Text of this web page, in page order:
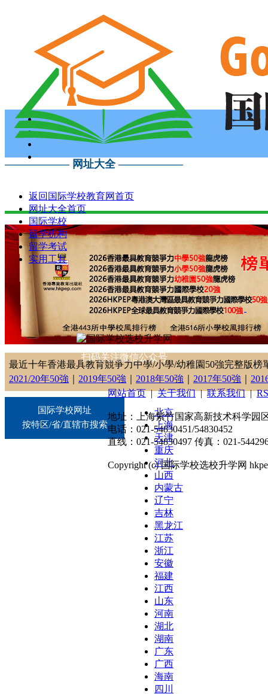
—————— 网址大全 ——————
返回国际学校教育网首页
网址大全首页
国际学校
留学机构
留学考试
实用工具
最近十年香港最具教育競爭力中學/小學/幼稚園50強完整版榜
2021/20年50強
2019年50強 2018年50強 2017年50強
国际学校网址
按特区/省/直辖市搜索
北京
上海
天津
重庆
河北
山西
内蒙古
辽宁
吉林
黑龙江
江苏
浙江
安徽
福建
江西
山东
河南
湖北
湖南
广东
广西
海南
四川
扫码关注微信公众号
网站首页|关于我们|联系我们|
地址：上海紫竹国家高新技术科学园
电话：021-54830451/54830452
直线：021-54830497 传真：021-
Copyright (c) 国际学校选校升学网